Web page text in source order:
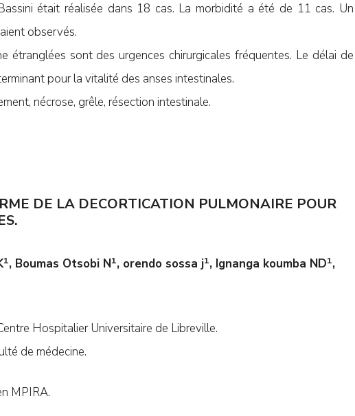
était réalisée dans 18 cas. La morbidité a été de 11 cas. Un
observés.
étranglées sont des urgences chirurgicales fréquentes. Le délai de
pour la vitalité des anses intestinales.
nécrose, grêle, résection intestinale.
DE LA DECORTICATION PULMONAIRE POUR
1, Boumas Otsobi N1, orendo sossa j1, Ignanga koumba ND1,
Hospitalier Universitaire de Libreville.
de médecine.
MPIRA.